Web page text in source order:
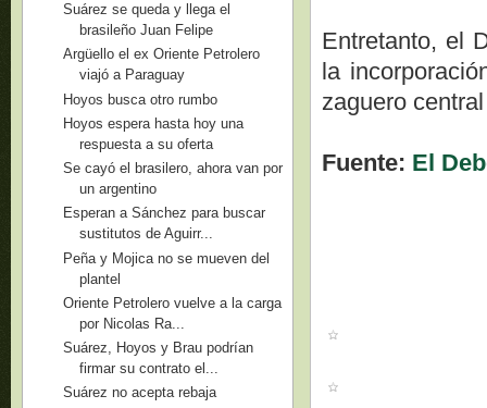
Entretanto, el
la
zaguero
Fuente: El
Suárez se queda y llega el
brasileño Juan Felipe
Argüello el ex Oriente Petrolero
viajó a Paraguay
Hoyos busca otro rumbo
Hoyos espera hasta hoy una
respuesta a su oferta
Se cayó el brasilero, ahora van por
un argentino
Esperan a Sánchez para buscar
sustitutos de Aguirr...
Peña y Mojica no se mueven del
plantel
Oriente Petrolero vuelve a la carga
por Nicolas Ra...
Suárez, Hoyos y Brau podrían
firmar su contrato el...
Suárez no acepta rebaja